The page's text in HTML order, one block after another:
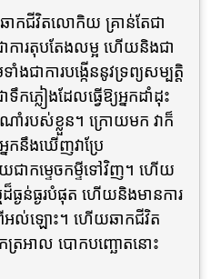
ាកជីវិតលោកិយ គ្រាន់តែជា
ការតុបតែងលម្អ ហើយនិងជា
ាំងជាការបង្កើននូវទ្រព្យសម្បត្តិ
ភ្លៀងដែលធ្វើឱ្យអ្នកដាំដុះ
ាំរបស់ខ្លួន។ ក្រោយមក វាក៏
កនឹងឃើញវាប្រែ
ជាកម្ទេចកម្ទីទៅវិញ។ ហើយ
ធ្ងន់ធ្ងរបំផុត ហើយនិងមានការ
អល់ឡោះ។ ហើយឆាកជីវិត
ត្រអាល បោកបញ្ឆោតនោះ